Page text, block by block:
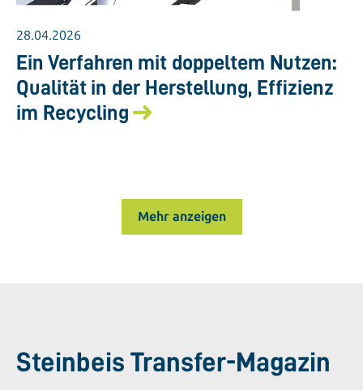
28.04.2026
Ein Verfahren mit doppeltem Nutzen:
Qualität in der Herstellung, Effizienz
im Recycling
Mehr anzeigen
Steinbeis Transfer-Magazin